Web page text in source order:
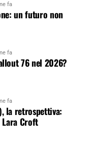
fa
un futuro non
fa
76 nel 2026?
fa
la retrospettiva:
Lara Croft